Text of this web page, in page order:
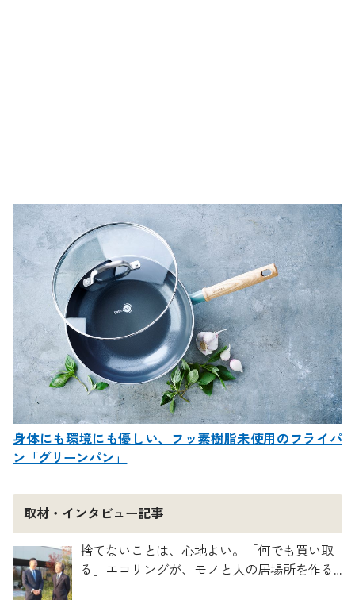
身体にも環境にも優しい、フッ素樹脂未使用のフライパ
ン「グリーンパン」
取材・インタビュー記事
捨てないことは、心地よい。「何でも買い取
る」エコリングが、モノと人の居場所を作る